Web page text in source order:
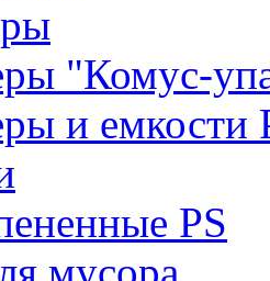
"Комус-
и емкости
PS